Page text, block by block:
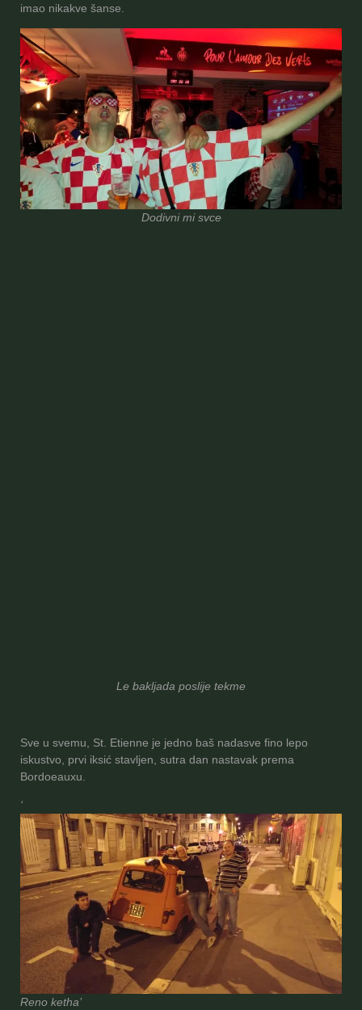
imao nikakve šanse.
Dodivni misvce
Le bakljada poslije tekme
Sve u svemu, St. Etienne je jedno baš nadasve fino lepo
iskustvo, prvi iksić stavljen, sutra dan nastavak prema
Bordoeauxu.
‘
Reno ketha’